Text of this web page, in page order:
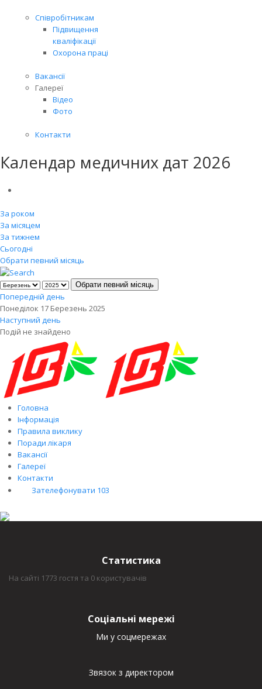
Співробітникам
Підвищення
кваліфікації
Охорона праці
Вакансії
Галереї
Відео
Фото
Контакти
Календар медичних дат 2026
За роком
За місяцем
За тижнем
Сьогодні
Обрати певний місяць
Обрати певний місяць
Попередній день
Понеділок 17 Березень 2025
Наступний день
Подій не знайдено
Головна
Інформація
Правила виклику
Поради лікаря
Вакансії
Галереї
Контакти
Зателефонувати 103
Статистика
На сайті 1773 гостя та 0 користувачів
Соціальні мережі
Ми у соцмережах
Звязок з директором